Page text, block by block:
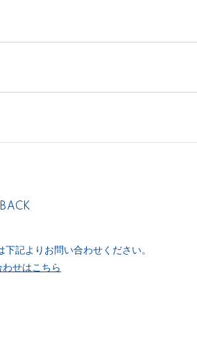
BACK
下記よりお問い合わせください。
わせはこちら